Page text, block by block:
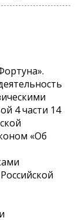
4 части 14
«Об